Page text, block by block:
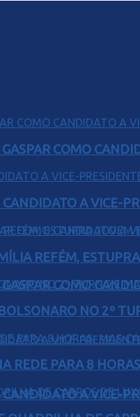
COMO
A VICE-
COMO
A VICE-
REFÉM,
NO 2º
REDE PARA 8